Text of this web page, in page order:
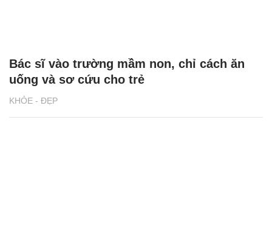
KHỎE - ĐẸP
Bác sĩ vào trường mầm non, chỉ cách ăn
uống và sơ cứu cho trẻ